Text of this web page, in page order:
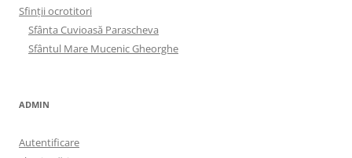
Sfinţii ocrotitori
Sfânta Cuvioasă Parascheva
Sfântul Mare Mucenic Gheorghe
ADMIN
Autentificare